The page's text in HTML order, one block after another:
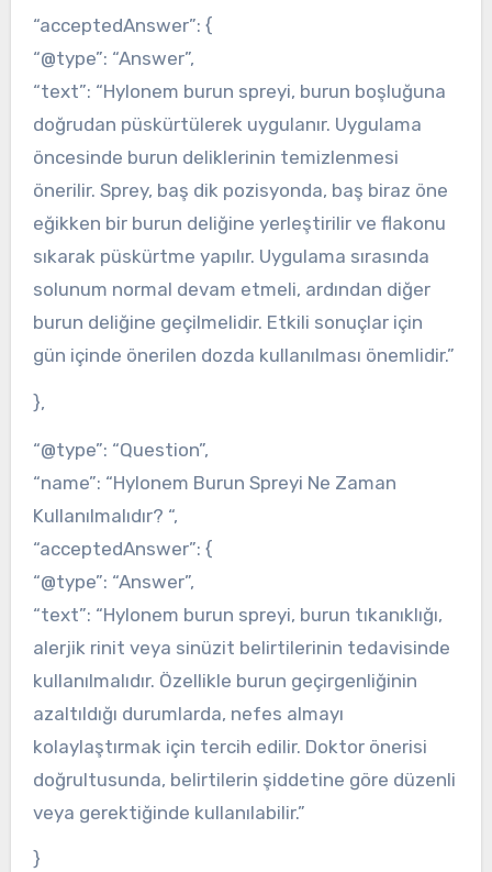
“acceptedAnswer”: {
“@type”: “Answer”,
“text”: “Hylonem burun spreyi, burun boşluğuna
doğrudan püskürtülerek uygulanır. Uygulama
öncesinde burun deliklerinin temizlenmesi
önerilir. Sprey, baş dik pozisyonda, baş biraz öne
eğikken bir burun deliğine yerleştirilir ve flakonu
sıkarak püskürtme yapılır. Uygulama sırasında
solunum normal devam etmeli, ardından diğer
burun deliğine geçilmelidir. Etkili sonuçlar için
gün içinde önerilen dozda kullanılması önemlidir.”
},
“@type”: “Question”,
“name”: “Hylonem Burun Spreyi Ne Zaman
Kullanılmalıdır? “,
“acceptedAnswer”: {
“@type”: “Answer”,
“text”: “Hylonem burun spreyi, burun tıkanıklığı,
alerjik rinit veya sinüzit belirtilerinin tedavisinde
kullanılmalıdır. Özellikle burun geçirgenliğinin
azaltıldığı durumlarda, nefes almayı
kolaylaştırmak için tercih edilir. Doktor önerisi
doğrultusunda, belirtilerin şiddetine göre düzenli
veya gerektiğinde kullanılabilir.”
}